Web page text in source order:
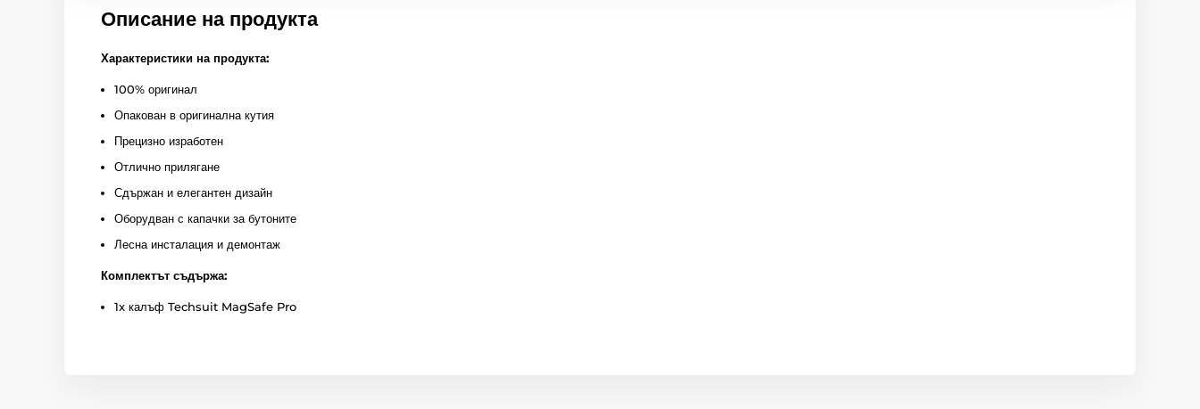
Описание на продукта
Характеристики на продукта:
100% оригинал
Опакован в оригинална кутия
Прецизно изработен
Отлично прилягане
Сдържан и елегантен дизайн
Оборудван с капачки за бутоните
Лесна инсталация и демонтаж
Комплектът съдържа:
1x калъф Techsuit MagSafe Pro